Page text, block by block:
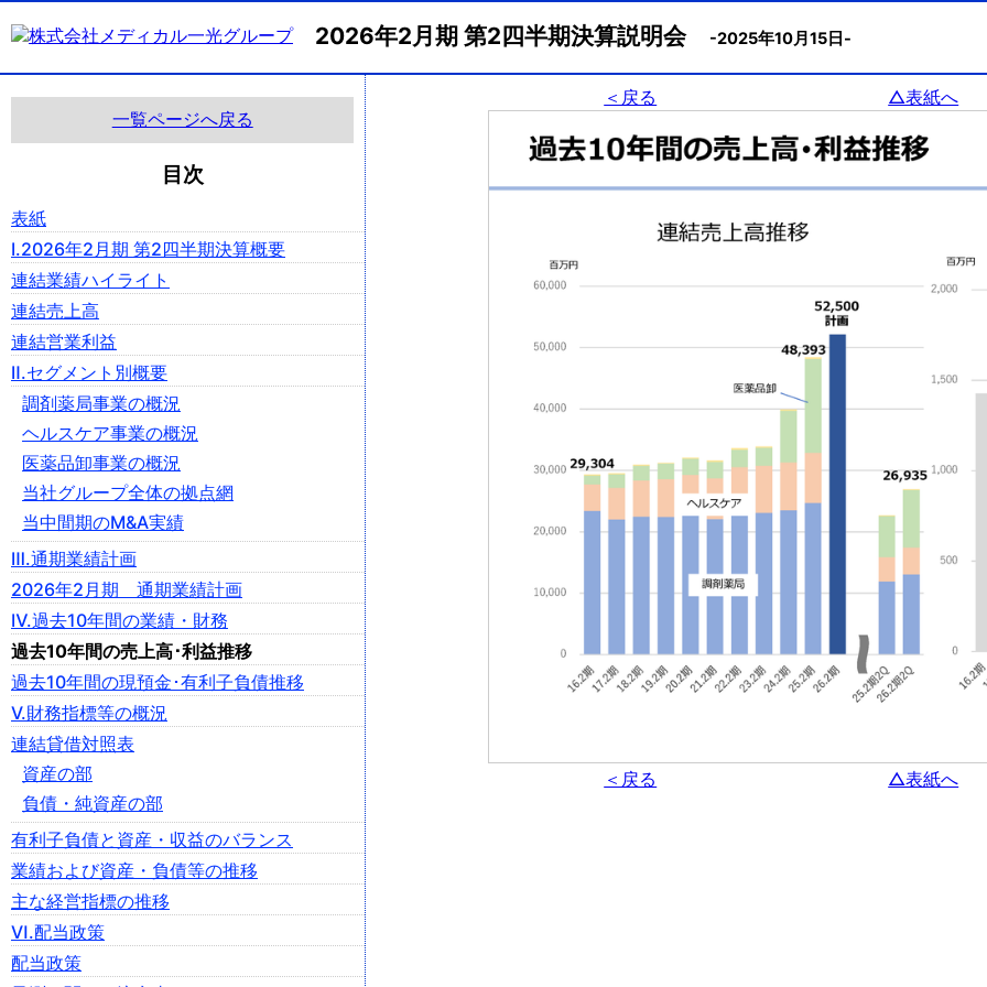
2026年2月期 第2四半期決算説明会 -2025年10月15日-
一覧ページへ戻る
目次
表紙
Ⅰ.2026年2月期 第2四半期決算概要
連結業績ハイライト
連結売上高
連結営業利益
Ⅱ.セグメント別概要
調剤薬局事業の概況
ヘルスケア事業の概況
医薬品卸事業の概況
当社グループ全体の拠点網
当中間期のM&A実績
Ⅲ.通期業績計画
2026年2月期 通期業績計画
Ⅳ.過去10年間の業績・財務
過去10年間の売上高･利益推移
過去10年間の現預金･有利子負債推移
Ⅴ.財務指標等の概況
連結貸借対照表
資産の部
負債・純資産の部
有利子負債と資産・収益のバランス
業績および資産・負債等の推移
主な経営指標の推移
Ⅵ.配当政策
配当政策
＜戻る △表紙へ
＜戻る △表紙へ